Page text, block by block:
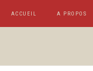
ACCUEIL A PROPOS